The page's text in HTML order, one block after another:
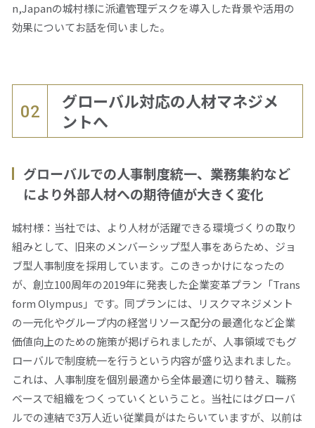
n,Japanの城村様に派遣管理デスクを導入した背景や活用の
効果についてお話を伺いました。
02
グローバル対応の人材マネジメ
ントへ
グローバルでの人事制度統一、業務集約など
により外部人材への期待値が大きく変化
城村様：当社では、より人材が活躍できる環境づくりの取り
組みとして、旧来のメンバーシップ型人事をあらため、ジョ
ブ型人事制度を採用しています。このきっかけになったの
が、創立100周年の2019年に発表した企業変革プラン「Trans
form Olympus」です。同プランには、リスクマネジメント
の一元化やグループ内の経営リソース配分の最適化など企業
価値向上のための施策が掲げられましたが、人事領域でもグ
ローバルで制度統一を行うという内容が盛り込まれました。
これは、人事制度を個別最適から全体最適に切り替え、職務
ベースで組織をつくっていくということ。当社にはグローバ
ルでの連結で3万人近い従業員がはたらいていますが、以前は